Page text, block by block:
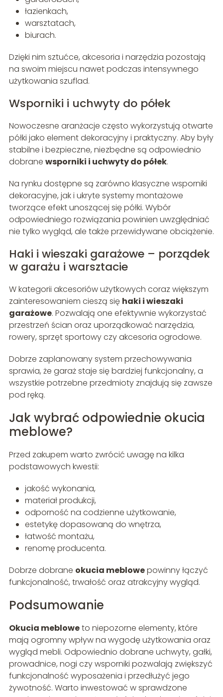
łazienkach,
warsztatach,
biurach.
Dzięki nim sztućce, akcesoria i narzędzia pozostają
na swoim miejscu nawet podczas intensywnego
użytkowania szuflad.
Wsporniki i uchwyty do półek
Nowoczesne aranżacje często wykorzystują otwarte
półki jako element dekoracyjny i praktyczny. Aby były
stabilne i bezpieczne, niezbędne są odpowiednio
dobrane wsporniki i uchwyty do półek.
Na rynku dostępne są zarówno klasyczne wsporniki
dekoracyjne, jak i ukryte systemy montażowe
tworzące efekt unoszącej się półki. Wybór
odpowiedniego rozwiązania powinien uwzględniać
nie tylko wygląd, ale także przewidywane obciążenie.
Haki i wieszaki garażowe – porządek
w garażu i warsztacie
W kategorii akcesoriów użytkowych coraz większym
zainteresowaniem cieszą się haki i wieszaki
garażowe. Pozwalają one efektywnie wykorzystać
przestrzeń ścian oraz uporządkować narzędzia,
rowery, sprzęt sportowy czy akcesoria ogrodowe.
Dobrze zaplanowany system przechowywania
sprawia, że garaż staje się bardziej funkcjonalny, a
wszystkie potrzebne przedmioty znajdują się zawsze
pod ręką.
Jak wybrać odpowiednie okucia
meblowe?
Przed zakupem warto zwrócić uwagę na kilka
podstawowych kwestii:
jakość wykonania,
materiał produkcji,
odporność na codzienne użytkowanie,
estetykę dopasowaną do wnętrza,
łatwość montażu,
renomę producenta.
Dobrze dobrane okucia meblowepowinny łączyć
funkcjonalność, trwałość oraz atrakcyjny wygląd.
Podsumowanie
Okucia mebloweto niepozorne elementy, które
mają ogromny wpływ na wygodę użytkowania oraz
wygląd mebli. Odpowiednio dobrane uchwyty, gałki,
prowadnice, nogi czy wsporniki pozwalają zwiększyć
funkcjonalność wyposażenia i przedłużyć jego
żywotność. Warto inwestować w sprawdzone